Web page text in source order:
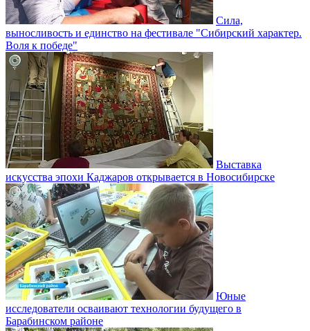
Сила,
выносливость и единство на фестивале "Сибирский характер.
Воля к победе"
Выставка
искусства эпохи Каджаров открывается в Новосибирске
Юные
исследователи осваивают технологии будущего в
Барабинском районе